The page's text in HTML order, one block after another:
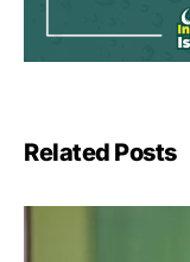
Related Posts